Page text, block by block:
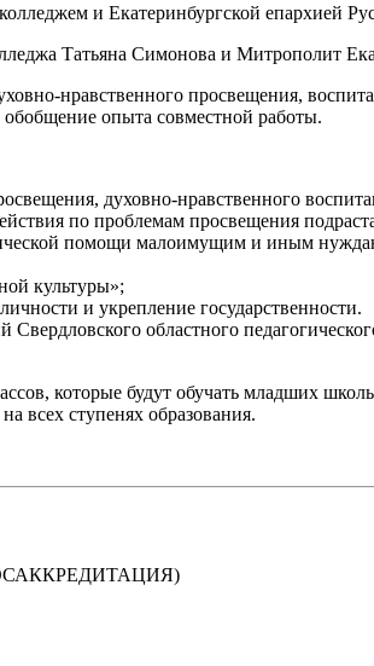
и Екатеринбургской епархией
Татьяна Симонова и Митрополит
нравственного просвещения,
опыта совместной работы.
духовно-нравственного
по проблемам просвещения
помощи малоимущим и иным
культуры»;
и укрепление государственности.
областного
которые будут обучать младших
всех ступенях образования.